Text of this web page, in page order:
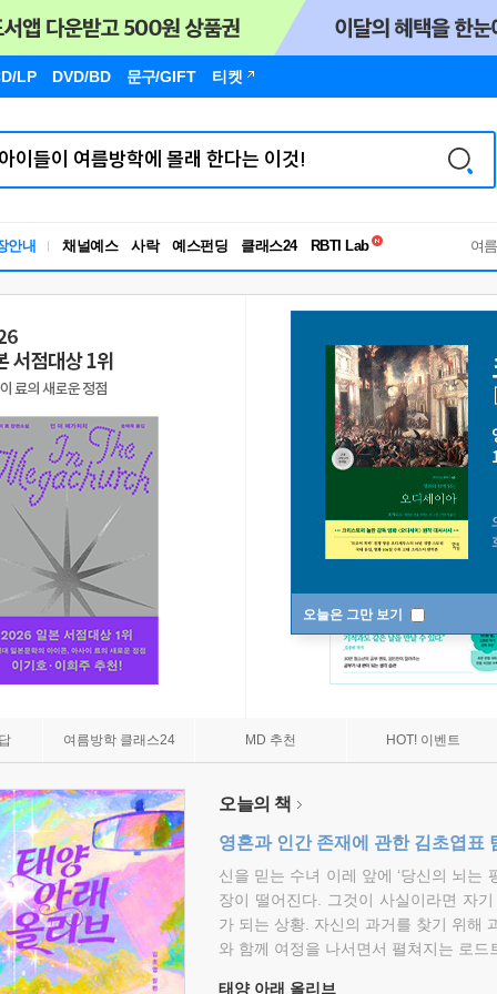
LP DVD/BD 문구/GIFT 티켓
안내 채널예스 사락 예스펀딩 클래스24
RBTI Lab
독서유형검사
여
오늘은 그만 보기
여름방학 클래스24 MD 추천 HOT! 이벤트
오늘의 책
영혼과 인간 존재에 관한 김초엽표
신을 믿는 수녀 이레 앞에 ‘당신의 뇌는
장이 떨어진다. 그것이 사실이라면 자
가 되는 상황. 자신의 과거를 찾기 위해
와 함께 여정을 나서면서 펼쳐지는 로드
태양 아래 올리브